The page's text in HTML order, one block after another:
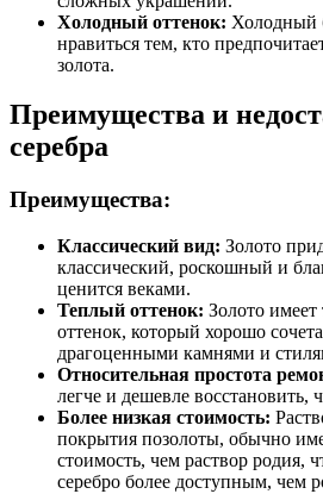
Холодный оттенок: Холодный
нравиться тем, кто
золота.
Преимущества и
серебра
Преимущества:
Классический вид: Золото
классический, роскошный и
ценится веками.
Теплый оттенок: Золото
оттенок, который хорошо
драгоценными камнями и
Относительная простота
легче и дешевле восстановить,
Более низкая стоимость:
покрытия позолоты, обычно
стоимость, чем раствор родия,
серебро более доступным, чем